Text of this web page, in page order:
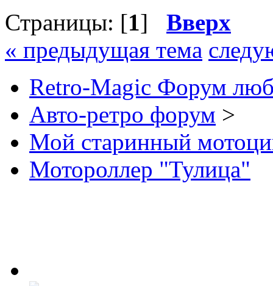
Страницы: [1] Вверх
« предыдущая тема
Retro-Magic Форум
Авто-ретро форум >
Мой старинный
Мотороллер "Тулица"